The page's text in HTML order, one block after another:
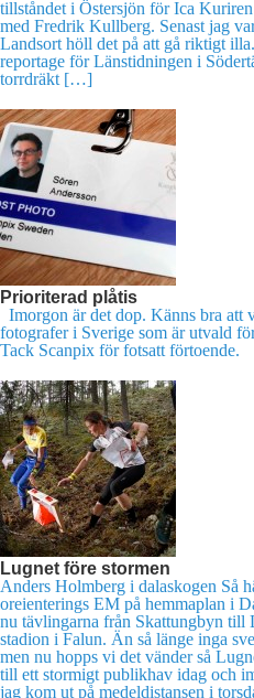
tillståndet i Östersjön för Ica
med Fredrik Kullberg. Senast jag
Landsort höll det på att gå riktigt
reportage för Länstidningen i
torrdräkt […]
Prioriterad plåtis
Imorgon är det dop. Känns bra att
fotografer i Sverige som är utvald
Tack Scanpix för fotsatt förtoende.
Lugnet före stormen
Anders Holmberg i dalaskogen Så
oreienterings EM på hemmaplan i
nu tävlingarna från Skattungbyn till
stadion i Falun. Än så länge inga
men nu hopps vi det vänder så
till ett stormigt publikhav idag och
jag kom ut på medeldistansen i